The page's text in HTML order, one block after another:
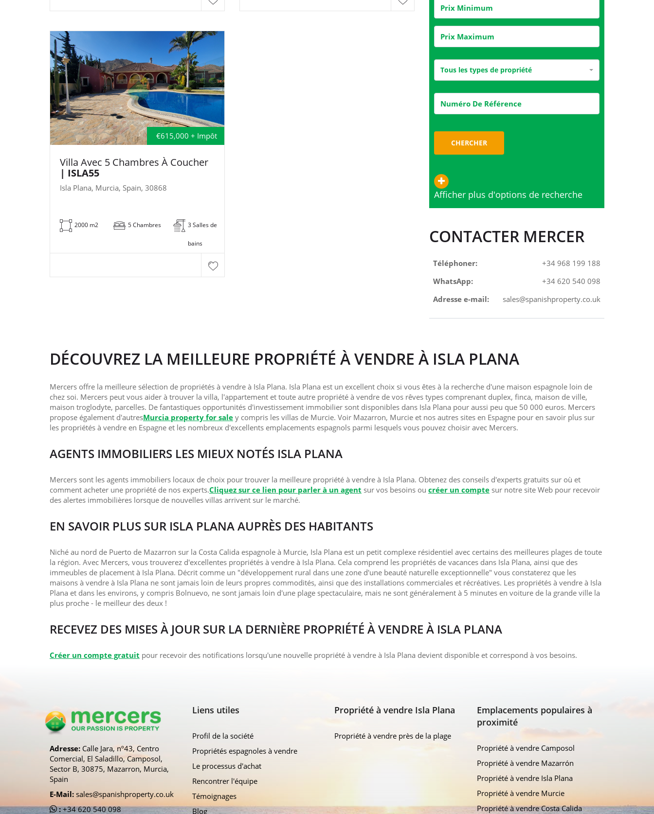
€615,000 + Impôt
Villa Avec 5 Chambres À Coucher
| ISLA55
Isla Plana, Murcia, Spain, 30868
2000 m2 5 Chambres 3 Salles de
bains
Tous les types de propriété
CHERCHER
Afficher plus d'options de recherche
CONTACTER MERCER
Téléphoner:
+34 968 199 188
WhatsApp:
+34 620 540 098
Adresse e-mail:
sales@spanishproperty.co.uk
DÉCOUVREZ LA MEILLEURE PROPRIÉTÉ À VENDRE À ISLA PLANA
Mercers offre la meilleure sélection de propriétés à vendre à Isla Plana. Isla Plana est un excellent choix si vous êtes à la recherche d'une maison espagnole loin de
chez soi. Mercers peut vous aider à trouver la villa, l'appartement et toute autre propriété à vendre de vos rêves types comprenant duplex, finca, maison de ville,
maison troglodyte, parcelles. De fantastiques opportunités d'investissement immobilier sont disponibles dans Isla Plana pour aussi peu que 50 000 euros. Mercers
propose également d'autresMurcia property for sale y compris les villas de Murcie. Voir Mazarron, Murcie et nos autres sites en Espagne pour en savoir plus sur
les propriétés à vendre en Espagne et les nombreux d'excellents emplacements espagnols parmi lesquels vous pouvez choisir avec Mercers.
AGENTS IMMOBILIERS LES MIEUX NOTÉS ISLA PLANA
Mercers sont les agents immobiliers locaux de choix pour trouver la meilleure propriété à vendre à Isla Plana. Obtenez des conseils d'experts gratuits sur où et
comment acheter une propriété de nos experts.Cliquez sur ce lien pour parler à un agent sur vos besoins ou créer un compte sur notre site Web pour recevoir
des alertes immobilières lorsque de nouvelles villas arrivent sur le marché.
EN SAVOIR PLUS SUR ISLA PLANA AUPRÈS DES HABITANTS
Niché au nord de Puerto de Mazarron sur la Costa Calida espagnole à Murcie, Isla Plana est un petit complexe résidentiel avec certains des meilleures plages de toute
la région. Avec Mercers, vous trouverez d'excellentes propriétés à vendre à Isla Plana. Cela comprend les propriétés de vacances dans Isla Plana, ainsi que des
immeubles de placement à Isla Plana. Décrit comme un "développement rural dans une zone d'une beauté naturelle exceptionnelle" vous constaterez que les
maisons à vendre à Isla Plana ne sont jamais loin de leurs propres commodités, ainsi que des installations commerciales et récréatives. Les propriétés à vendre à Isla
Plana et dans les environs, y compris Bolnuevo, ne sont jamais loin d'une plage spectaculaire, mais ne sont généralement à 5 minutes en voiture de la grande ville la
plus proche - le meilleur des deux !
RECEVEZ DES MISES À JOUR SUR LA DERNIÈRE PROPRIÉTÉ À VENDRE À ISLA PLANA
Créer un compte gratuit pour recevoir des notifications lorsqu'une nouvelle propriété à vendre à Isla Plana devient disponible et correspond à vos besoins.
Adresse: Calle Jara, nº43, Centro
Comercial, El Saladillo, Camposol,
Sector B, 30875, Mazarron, Murcia,
Spain
E-Mail: sales@spanishproperty.co.uk
:+34 620 540 098
Liens utiles
Profil de la société
Propriétés espagnoles à vendre
Le processus d'achat
Rencontrer l'équipe
Témoignages
Blog
Propriété à vendre Isla Plana
Propriété à vendre près de la plage
Emplacements populaires à
proximité
Propriété à vendre Camposol
Propriété à vendre Mazarrón
Propriété à vendre Isla Plana
Propriété à vendre Murcie
Propriété à vendre Costa Calida